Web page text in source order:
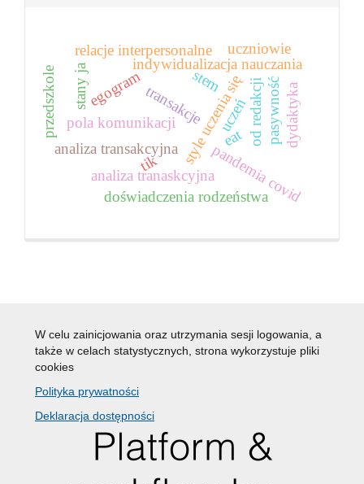
transakcje
pola komunikacji style uczenia się
analiza transakcyjna
indywidualizacja nauczania
od redakcji
pandemia covid
analiza tranaskcyjna
egogram
stany ja pasywność
doświadczenia rodzeństwa
relacje interpersonalne
tik
stem
uczeń
przedszkole dydaktyka
eat
uczniowie
W celu zainicjowania oraz utrzymania sesji logowania, a
także w celach statystycznych, strona wykorzystuje pliki
cookies
Polityka prywatności
Deklaracja dostępności